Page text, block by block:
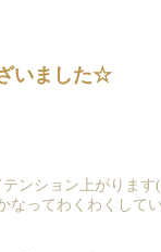
いました☆
ンション上がります
なってわくわくして